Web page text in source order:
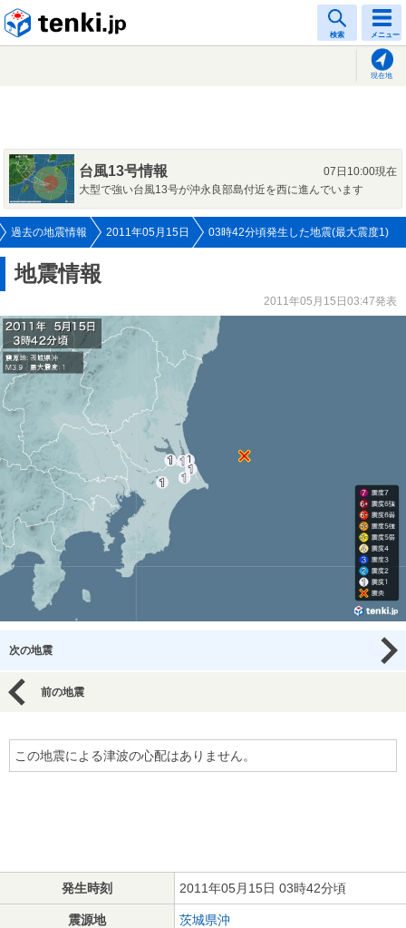
検索 メニュー
現在地
台風13号情報
07日10:00現在
大型で強い台風13号が沖永良部島付近を西に進んでいます
過去の地震情報 2011年05月15日 03時42分頃発生した地震(最大震度1)
地震情報
2011年05月15日03:47発表
次の地震
前の地震
この地震による津波の心配はありません。
発生時刻 2011年05月15日 03時42分頃
震源地 茨城県沖